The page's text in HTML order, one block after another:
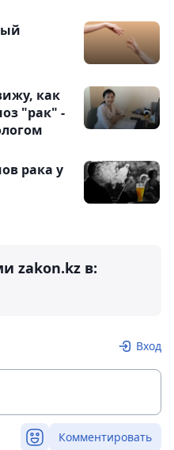
как
"рак" -
рака у
zakon.kz в:
Вход
Комментировать